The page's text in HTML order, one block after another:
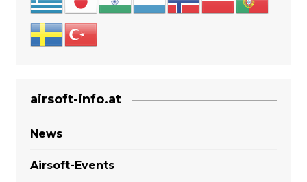
airsoft-info.at
News
Airsoft-Events